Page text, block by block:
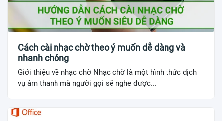
Cách cài nhạc chờ theo ý muốn dễ dàng và
nhanh chóng
Giới thiệu về nhạc chờ Nhạc chờ là một hình thức dịch
vụ âm thanh mà người gọi sẽ nghe được...